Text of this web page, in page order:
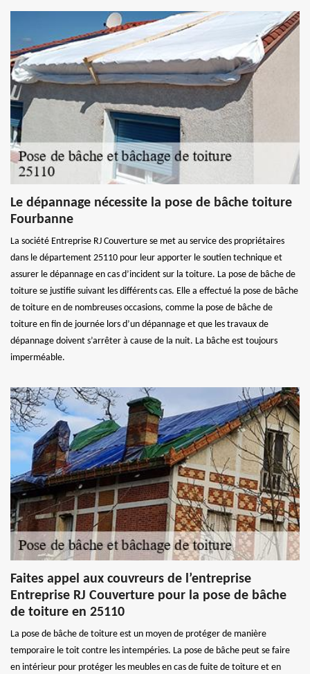
Le dépannage nécessite la pose de bâche toiture
Fourbanne
La société Entreprise RJ Couverture se met au service des propriétaires
dans le département 25110 pour leur apporter le soutien technique et
assurer le dépannage en cas d’incident sur la toiture. La pose de bâche de
toiture se justifie suivant les différents cas. Elle a effectué la pose de bâche
de toiture en de nombreuses occasions, comme la pose de bâche de
toiture en fin de journée lors d’un dépannage et que les travaux de
dépannage doivent s’arrêter à cause de la nuit. La bâche est toujours
imperméable.
Faites appel aux couvreurs de l’entreprise
Entreprise RJ Couverture pour la pose de bâche
de toiture en 25110
La pose de bâche de toiture est un moyen de protéger de manière
temporaire le toit contre les intempéries. La pose de bâche peut se faire
en intérieur pour protéger les meubles en cas de fuite de toiture et en